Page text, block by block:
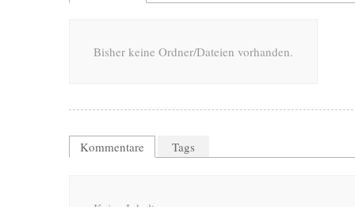
Bisher keine Ordner/Dateien vorhanden.
Kommentare Tags